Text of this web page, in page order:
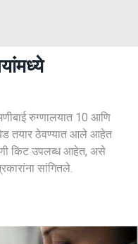
रुग्णालयात 10 आणि
तयार ठेवण्यात आले आहेत
किट उपलब्ध आहेत, असे
सांगितले.